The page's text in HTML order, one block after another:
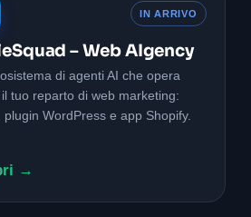
IN ARRIVO
– Web AIgency
di agenti AI che opera
tuo reparto di web marketing:
plugin WordPress e app Shopify.
→